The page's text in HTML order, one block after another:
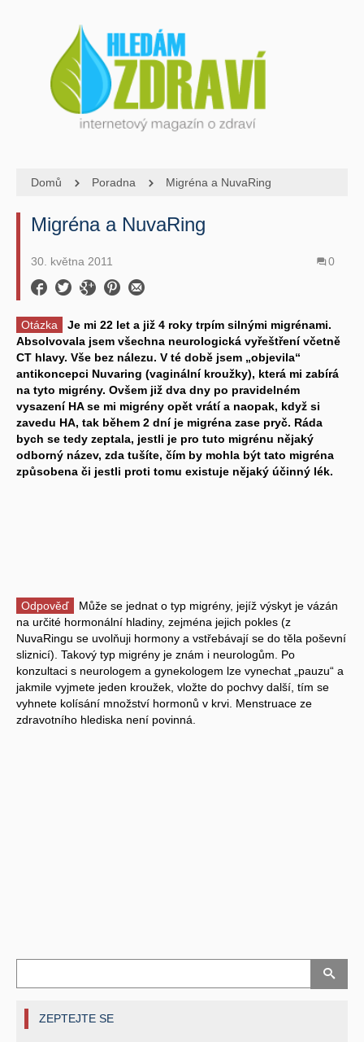
Domů Poradna Migréna a NuvaRing
Migréna a NuvaRing
30. května 2011 0
Otázka
Je mi 22 let a již 4 roky trpím silnými migrénami.
Absolvovala jsem všechna neurologická vyřeštření včetně
CT hlavy. Vše bez nálezu. V té době jsem „objevila“
antikoncepci Nuvaring (vaginální kroužky), která mi zabírá
na tyto migrény. Ovšem již dva dny po pravidelném
vysazení HA se mi migrény opět vrátí a naopak, když si
zavedu HA, tak během 2 dní je migréna zase pryč. Ráda
bych se tedy zeptala, jestli je pro tuto migrénu nějaký
odborný název, zda tušíte, čím by mohla být tato migréna
způsobena či jestli proti tomu existuje nějaký účinný lék.
Odpověď
Může se jednat o typ migrény, jejíž výskyt je vázán
na určité hormonální hladiny, zejména jejich pokles (z
NuvaRingu se uvolňuji hormony a vstřebávají se do těla poševní
sliznicí). Takový typ migrény je znám i neurologům. Po
konzultaci s neurologem a gynekologem lze vynechat „pauzu“ a
jakmile vyjmete jeden kroužek, vložte do pochvy další, tím se
vyhnete kolísání množství hormonů v krvi. Menstruace ze
zdravotního hlediska není povinná.
ZEPTEJTE SE